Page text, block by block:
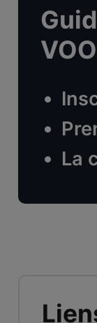
VOO
La